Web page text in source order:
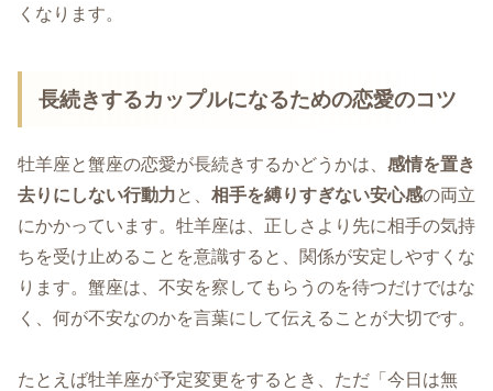
くなります。
長続きするカップルになるための恋愛のコツ
牡羊座と蟹座の恋愛が長続きするかどうかは、 感情を置き
去りにしない行動力と、 相手を縛りすぎない安心感の両立
にかかっています。牡羊座は、正しさより先に相手の気持
ちを受け止めることを意識すると、関係が安定しやすくな
ります。蟹座は、不安を察してもらうのを待つだけではな
く、何が不安なのかを言葉にして伝えることが大切です。
たとえば牡羊座が予定変更をするとき、ただ「今日は無